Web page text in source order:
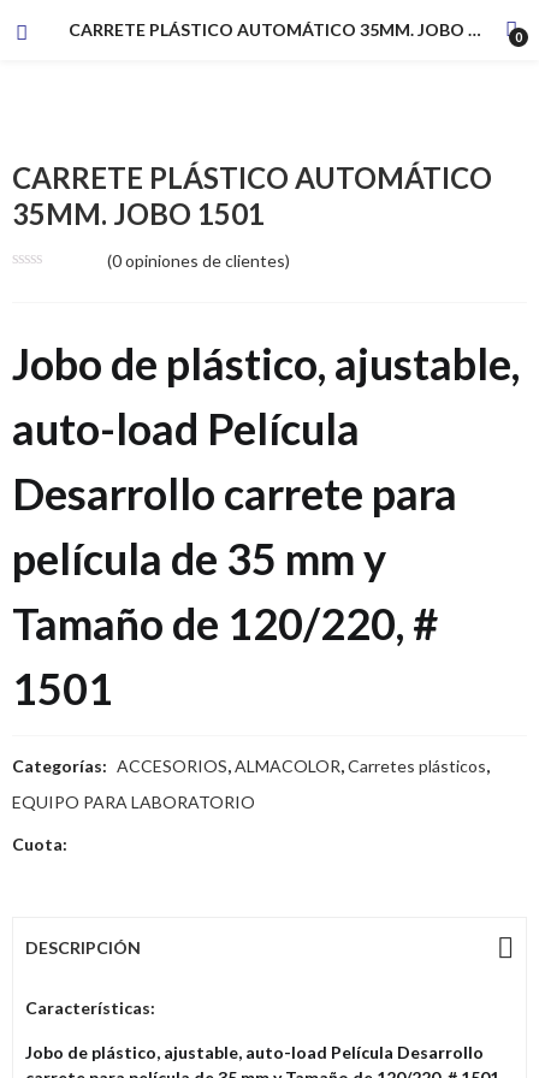
CARRETE PLÁSTICO AUTOMÁTICO 35MM. JOBO 1501 0
CARRETE PLÁSTICO AUTOMÁTICO
35MM. JOBO 1501
(0opiniones de clientes)
Jobo de plástico, ajustable,
auto-load Película
Desarrollo carrete para
película de 35 mm y
Tamaño de 120/220, #
1501
Categorías: ACCESORIOS,ALMACOLOR,Carretes plásticos,
EQUIPO PARA LABORATORIO
Cuota:
DESCRIPCIÓN
Características:
Jobo de plástico, ajustable, auto-load Película Desarrollo